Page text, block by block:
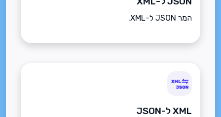
המר JSON ל-XML.
XML ל-JSON